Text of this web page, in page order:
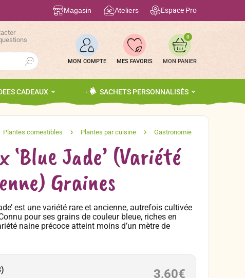
Magasin Ateliers Espace Pro
Search Button
MON COMPTE MES FAVORIS
0
CADEAUX SACHETS PERSONNALISÉS
‘Blue Jade’ (Variété
Graines
est une variété rare et ancienne, autrefois cultivée
pour ses grains de couleur bleue, riches en
naine précoce atteint moins d’un mètre de
5 à 6 épis par pied. Les grains, sucrés et
la renommée de ce maïs.
3,60€